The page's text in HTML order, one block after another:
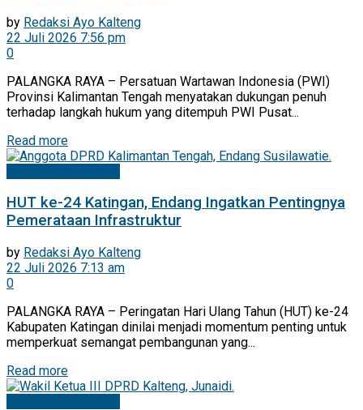
by Redaksi Ayo Kalteng
22 Juli 2026 7:56 pm
0
PALANGKA RAYA – Persatuan Wartawan Indonesia (PWI)
Provinsi Kalimantan Tengah menyatakan dukungan penuh
terhadap langkah hukum yang ditempuh PWI Pusat...
Read more
HUT ke-24 Katingan, Endang Ingatkan Pentingnya
Pemerataan Infrastruktur
by Redaksi Ayo Kalteng
22 Juli 2026 7:13 am
0
PALANGKA RAYA – Peringatan Hari Ulang Tahun (HUT) ke-24
Kabupaten Katingan dinilai menjadi momentum penting untuk
memperkuat semangat pembangunan yang...
Read more